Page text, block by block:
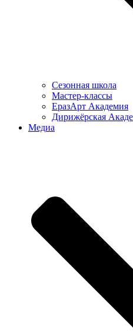
Сезонная школа
Мастер-классы
ЕразАрт Академия
Дирижёрская
Медиа